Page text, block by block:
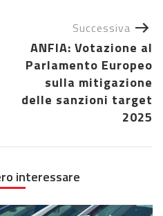
Successiva
ANFIA: Votazione al
Parlamento Europeo
sulla mitigazione
delle sanzioni target
2025
interessare